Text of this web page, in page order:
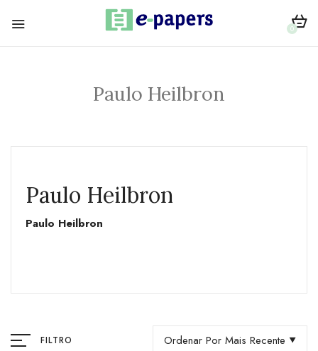
0
Paulo Heilbron
Paulo Heilbron
Paulo Heilbron
FILTRO Ordenar Por Mais Recente